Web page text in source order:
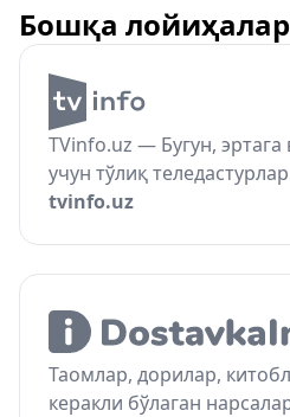
Бошқа
TVinfo.uz — Бугун, эртага
учун тўлиқ
tvinfo.uz
Таомлар, дорилар,
керакли бўлаган